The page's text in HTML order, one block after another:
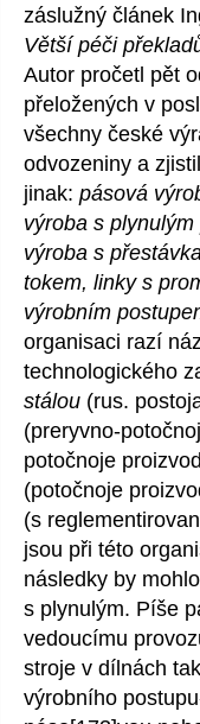
záslužný článek
Větší péči
Autor pročetl pět
přeložených v
všechny české
odvozeniny a
jinak: pásová
výroba s
výroba s
tokem, linky s
výrobním
organisaci razí
technologického
stálou (rus.
(preryvno-
potočnoje
(potočnoje
(s
jsou při této
následky by
s plynulým. Píše
vedoucímu
stroje v dílnách
výrobního